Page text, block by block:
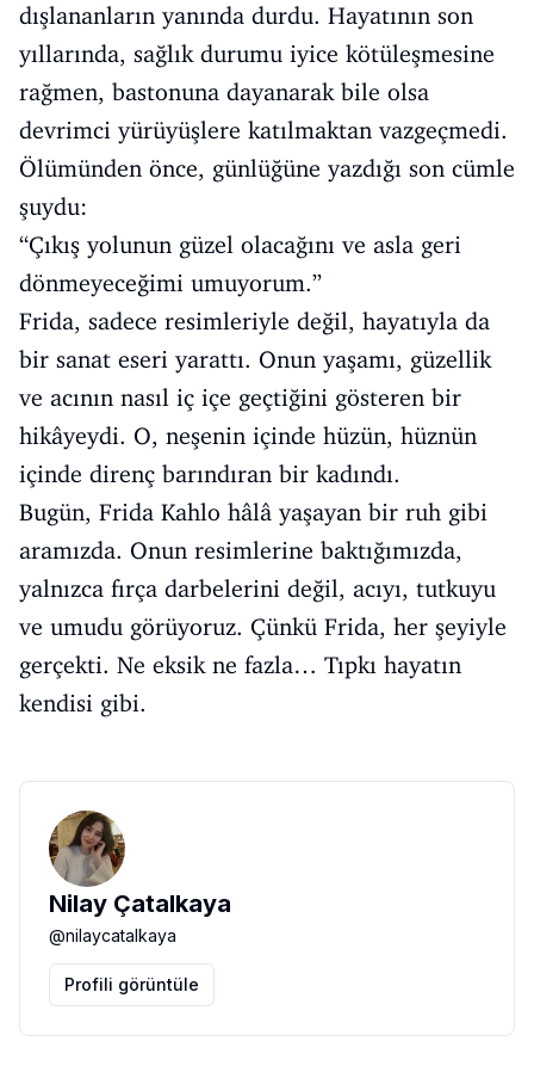
dışlananların yanında durdu. Hayatının son
yıllarında, sağlık durumu iyice kötüleşmesine
rağmen, bastonuna dayanarak bile olsa
devrimci yürüyüşlere katılmaktan vazgeçmedi.
Ölümünden önce, günlüğüne yazdığı son cümle
şuydu:
“Çıkış yolunun güzel olacağını ve asla geri
dönmeyeceğimi umuyorum.”
Frida, sadece resimleriyle değil, hayatıyla da
bir sanat eseri yarattı. Onun yaşamı, güzellik
ve acının nasıl iç içe geçtiğini gösteren bir
hikâyeydi. O, neşenin içinde hüzün, hüznün
içinde direnç barındıran bir kadındı.
Bugün, Frida Kahlo hâlâ yaşayan bir ruh gibi
aramızda. Onun resimlerine baktığımızda,
yalnızca fırça darbelerini değil, acıyı, tutkuyu
ve umudu görüyoruz. Çünkü Frida, her şeyiyle
gerçekti. Ne eksik ne fazla… Tıpkı hayatın
kendisi gibi.
Nilay Çatalkaya
@nilaycatalkaya
Profili görüntüle